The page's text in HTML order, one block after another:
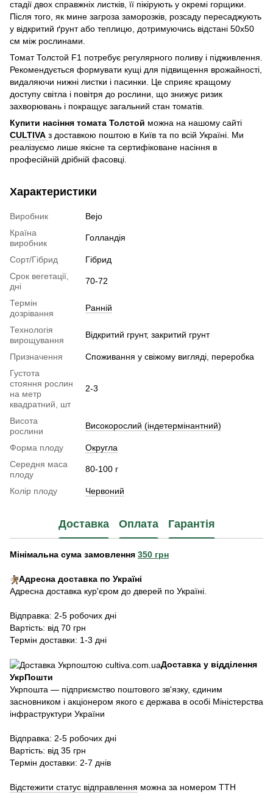
стадії двох справжніх листків, її пікірують у окремі горщики.
Після того, як мине загроза заморозків, розсаду пересаджують
у відкритий ґрунт або теплицю, дотримуючись відстані 50х50
см між рослинами.
Томат Толстой F1 потребує регулярного поливу і підживлення.
Рекомендується формувати кущі для підвищення врожайності,
видаляючи нижні листки і пасинки. Це сприяє кращому
доступу світла і повітря до рослини, що знижує ризик
захворювань і покращує загальний стан томатів.
Купити насіння томата Толстой можна на нашому сайті
CULTIVA з доставкою поштою в Київ та по всій Україні. Ми
реалізуємо лише якісне та сертифіковане насіння в
професійній дрібній фасовці.
Характеристики
Виробник
Bejo
Країна
виробник
Голландія
Сорт/Гібрид
Гібрид
Срок вегетації,
дні
70-72
Термін
дозрівання
Ранній
Технологія
вирощування
Відкритий грунт, закритий грунт
Призначення
Споживання у свіжому вигляді, переробка
Густота
стояння рослин
на метр
квадратний, шт
2-3
Висота
рослини
Високорослий (індетермінантний)
Форма плоду
Округла
Середня маса
плоду
80-100 г
Колір плоду Червоний
Доставка Оплата Гарантія
Мінімальна сума замовлення 350 грн
Адресна доставка по Україні
Адресна доставка кур'єром до дверей по Україні.
Відправка: 2-5 робочих дні
Вартість: від 70 грн
Термін доставки: 1-3 дні
Доставка у відділення
УкрПошти
Укрпошта — підприємство поштового зв'язку, єдиним
засновником і акціонером якого є держава в особі Міністерства
інфраструктури України
Відправка: 2-5 робочих дні
Вартість: від 35 грн
Термін доставки: 2-7 днів
Відстежити статус відправлення можна за номером ТТН